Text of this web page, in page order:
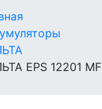
EPS 12201 MF